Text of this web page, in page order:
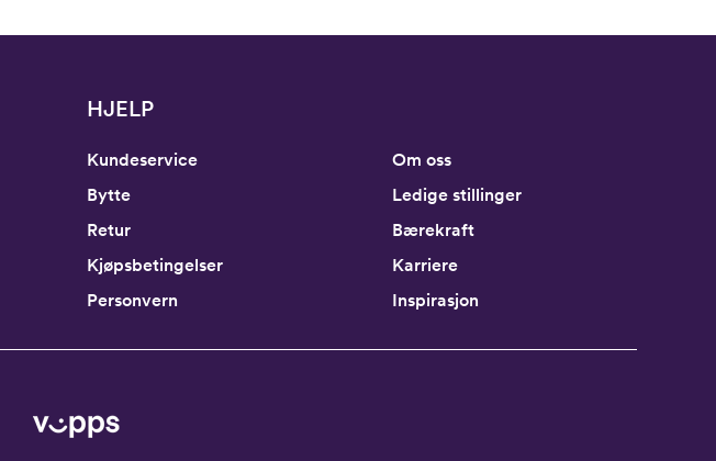
HJELP
Kundeservice
Bytte
Retur
Kjøpsbetingelser
Personvern
Om oss
Ledige stillinger
Bærekraft
Karriere
Inspirasjon